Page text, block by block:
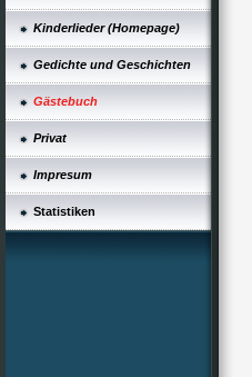
Kinderlieder (Homepage)
Gedichte und Geschichten
Gästebuch
Privat
Impresum
Statistiken